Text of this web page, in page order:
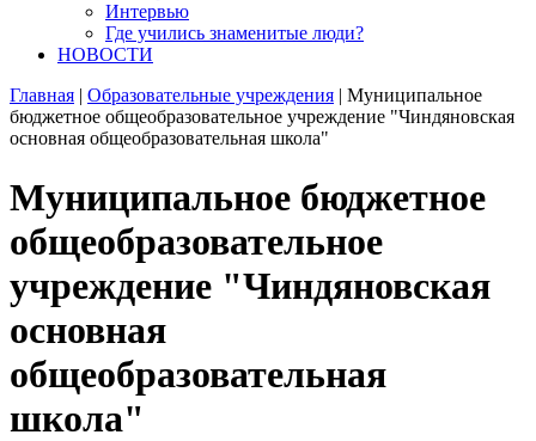
Интервью
Где учились знаменитые люди?
НОВОСТИ
Главная | Образовательные учреждения | Муниципальное
бюджетное общеобразовательное учреждение "Чиндяновская
основная общеобразовательная школа"
Муниципальное бюджетное
общеобразовательное
учреждение "Чиндяновская
основная
общеобразовательная
школа"